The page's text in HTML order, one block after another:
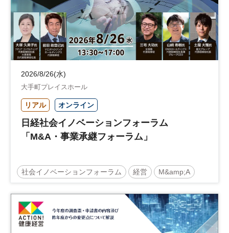
2026/8/26(水)
大手町プレイスホール
リアル オンライン
日経社会イノベーションフォーラム
「M&A・事業承継フォーラム」
社会イノベーションフォーラム 経営 M&amp;A
事業承継 中堅中小企業
日経社会イノベーションフォーラム 参加無料